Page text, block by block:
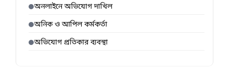
অনলাইনে অভিযোগ দাখিল
অনিক ও আপিল কর্মকর্তা
অভিযোগ প্রতিকার ব্যবস্থা